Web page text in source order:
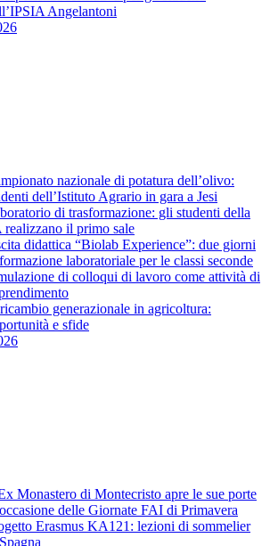
Angelantoni
nazionale di potatura dell’olivo:
dell’Istituto Agrario in gara a Jesi
di trasformazione: gli studenti della
realizzano il primo sale
didattica “Biolab Experience”: due giorni
laboratoriale per le classi seconde
di colloqui di lavoro come attività di
generazionale in agricoltura:
e sfide
Monastero di Montecristo apre le sue porte
delle Giornate FAI di Primavera
Erasmus KA121: lezioni di sommelier